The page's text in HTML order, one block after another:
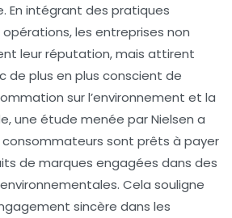
. En intégrant des pratiques
les entreprises non
leurréputation, mais attirent
de plus en plus conscient de
sur l’environnement et la
une étude menée par Nielsen a
consommateurs sont prêts à payer
de marques engagées dans des
Cela souligne
sincère dans les